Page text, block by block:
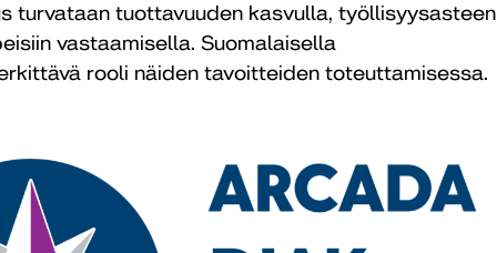
turvataan tuottavuuden kasvulla, työllisyysasteen
vastaamisella. Suomalaisella
rooli näiden tavoitteiden toteuttamisessa.